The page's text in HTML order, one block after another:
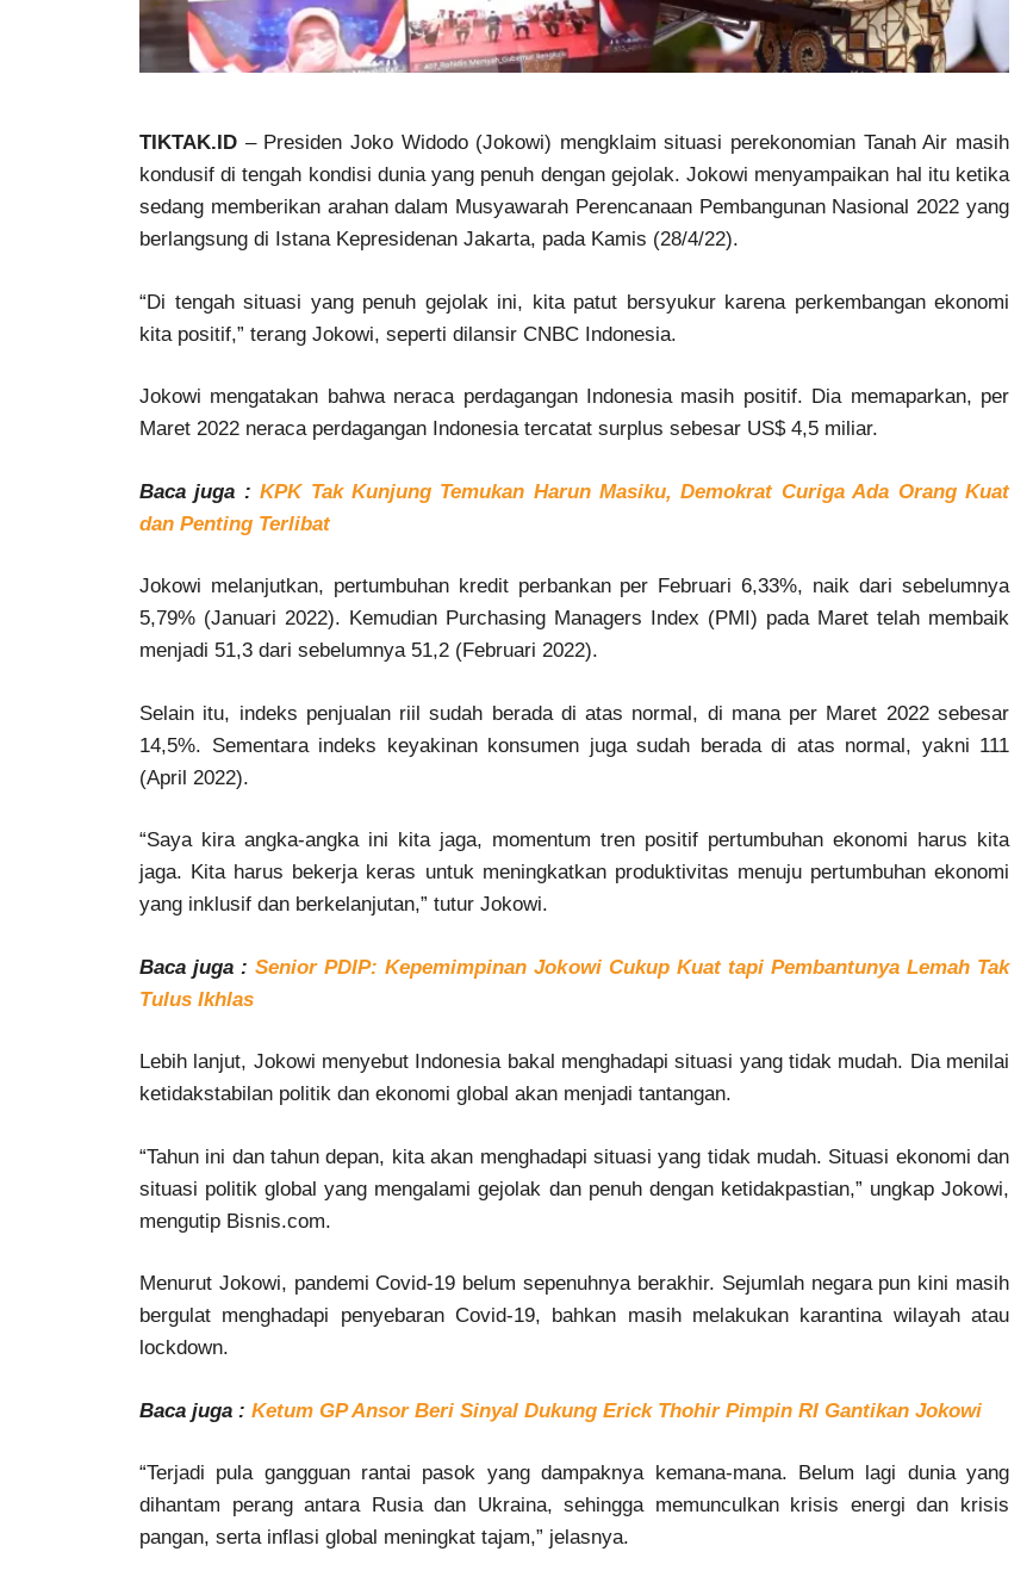
TIKTAK.ID – Presiden Joko Widodo (Jokowi) mengklaim situasi perekonomian Tanah Air masih
kondusif di tengah kondisi dunia yang penuh dengan gejolak. Jokowi menyampaikan hal itu ketika
sedang memberikan arahan dalam Musyawarah Perencanaan Pembangunan Nasional 2022 yang
berlangsung di Istana Kepresidenan Jakarta, pada Kamis (28/4/22).
“Di tengah situasi yang penuh gejolak ini, kita patut bersyukur karena perkembangan ekonomi
kita positif,” terang Jokowi, seperti dilansir CNBC Indonesia.
Jokowi mengatakan bahwa neraca perdagangan Indonesia masih positif. Dia memaparkan, per
Maret 2022 neraca perdagangan Indonesia tercatat surplus sebesar US$ 4,5 miliar.
Baca juga :KPK Tak Kunjung Temukan Harun Masiku, Demokrat Curiga Ada Orang Kuat
dan Penting Terlibat
Jokowi melanjutkan, pertumbuhan kredit perbankan per Februari 6,33%, naik dari sebelumnya
5,79% (Januari 2022). Kemudian Purchasing Managers Index (PMI) pada Maret telah membaik
menjadi 51,3 dari sebelumnya 51,2 (Februari 2022).
Selain itu, indeks penjualan riil sudah berada di atas normal, di mana per Maret 2022 sebesar
14,5%. Sementara indeks keyakinan konsumen juga sudah berada di atas normal, yakni 111
(April 2022).
“Saya kira angka-angka ini kita jaga, momentum tren positif pertumbuhan ekonomi harus kita
jaga. Kita harus bekerja keras untuk meningkatkan produktivitas menuju pertumbuhan ekonomi
yang inklusif dan berkelanjutan,” tutur Jokowi.
Baca juga :Senior PDIP: Kepemimpinan Jokowi Cukup Kuat tapi Pembantunya Lemah Tak
Tulus Ikhlas
Lebih lanjut, Jokowi menyebut Indonesia bakal menghadapi situasi yang tidak mudah. Dia menilai
ketidakstabilan politik dan ekonomi global akan menjadi tantangan.
“Tahun ini dan tahun depan, kita akan menghadapi situasi yang tidak mudah. Situasi ekonomi dan
situasi politik global yang mengalami gejolak dan penuh dengan ketidakpastian,” ungkap Jokowi,
mengutip Bisnis.com.
Menurut Jokowi, pandemi Covid-19 belum sepenuhnya berakhir. Sejumlah negara pun kini masih
bergulat menghadapi penyebaran Covid-19, bahkan masih melakukan karantina wilayah atau
lockdown.
Baca juga : Ketum GP Ansor Beri Sinyal Dukung Erick Thohir Pimpin RI Gantikan Jokowi
“Terjadi pula gangguan rantai pasok yang dampaknya kemana-mana. Belum lagi dunia yang
dihantam perang antara Rusia dan Ukraina, sehingga memunculkan krisis energi dan krisis
pangan, serta inflasi global meningkat tajam,” jelasnya.